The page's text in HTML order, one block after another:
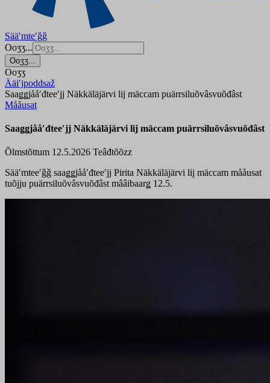
Sääʹmteʹǧǧ
Ooʒʒ...
Ooʒʒ...
Ooʒʒ
Ääiʹjpoddsaž
Saaǥǥjååʹđteeʹjj Näkkäläjärvi lij mäccam puärrsiluõvâsvuõđâst
Mååusat
Saaǥǥjååʹđteeʹjj Näkkäläjärvi lij mäccam puärrsiluõvâsvuõđâst
Õlmstõttum 12.5.2026 Teâđtõõzz
Sääʹmteeʹǧǧ saaǥǥjååʹđteeʹjj Pirita Näkkäläjärvi lij mäccam mååusat
tuõjju puärrsiluõvâsvuõđâst mââibaarǥ 12.5.